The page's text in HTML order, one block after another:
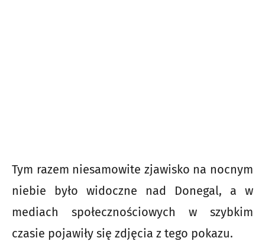
Tym razem niesamowite zjawisko na nocnym
niebie było widoczne nad Donegal, a w
mediach społecznościowych w szybkim
czasie pojawiły się zdjęcia z tego pokazu.